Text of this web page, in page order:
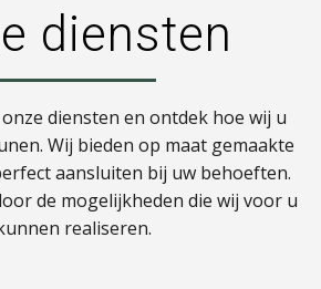
diensten
diensten en ontdek hoe wij u
Wij bieden op maat gemaakte
aansluiten bij uw behoeften.
de mogelijkheden die wij voor u
realiseren.